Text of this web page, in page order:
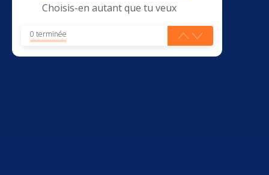
Choisis-en autant que tu veux
0 terminée